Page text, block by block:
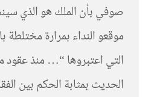
صوفي بأن الملك هو الذي
موقعو النداء بمرارة مختلطة
التي اعتبروها “… منذ عقود
الحديث بمثابة الحكم بين